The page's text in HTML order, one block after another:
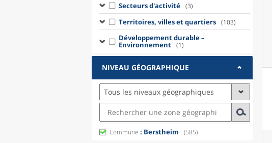
Secteurs d'activité (3)
Territoires, villes et quartiers (103)
Développement durable –
Environnement (1)
NIVEAU GÉOGRAPHIQUE
Tous les niveaux géographiques
Commune : Berstheim (585)